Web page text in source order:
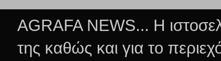
AGRAFA NEWS... Η
της καθώς και για το